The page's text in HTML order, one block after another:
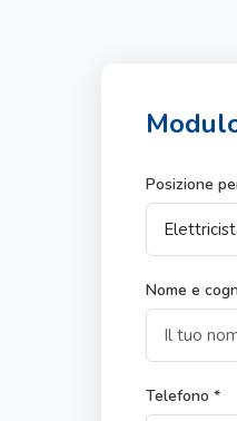
Posizione
Nome e
Telefono *